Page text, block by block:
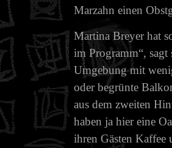
Marzahn einen
Martina Breyer hat
im Programm“, sagt
Umgebung mit
oder begrünte
aus dem zweiten
haben ja hier eine
ihren Gästen Kaffee